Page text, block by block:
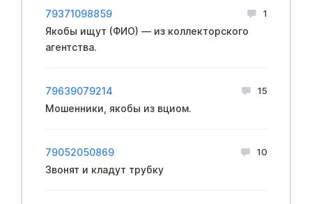
79371098859 1
Якобы ищут (ФИО) — из коллекторского
агентства.
79639079214 15
Мошенники, якобы из вциом.
79052050869 10
Звонят и кладут трубку